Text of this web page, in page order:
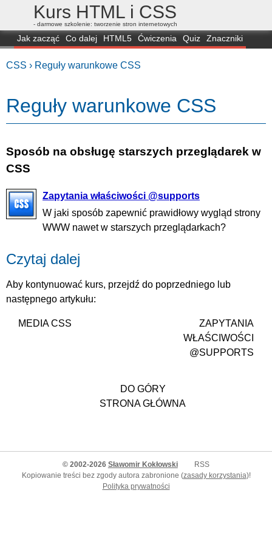
Kurs HTML i CSS
- darmowe szkolenie: tworzenie stron internetowych
Jak zacząć Co dalej HTML5 Ćwiczenia Quiz
Znaczniki
CSS › Reguły warunkowe CSS
Reguły warunkowe CSS
Sposób na obsługę starszych przeglądarek w
CSS
Zapytania właściwości @supports
W jaki sposób zapewnić prawidłowy wygląd strony
WWW nawet w starszych przeglądarkach?
Czytaj dalej
Aby kontynuować kurs, przejdź do poprzedniego lub
następnego artykułu:
MEDIA CSS
ZAPYTANIA
WŁAŚCIWOŚCI
@SUPPORTS
DO GÓRY
STRONA GŁÓWNA
© 2002-2026 Sławomir Kokłowski
RSS
Kopiowanie treści bez zgody autora zabronione (zasady korzystania)!
Polityka prywatności